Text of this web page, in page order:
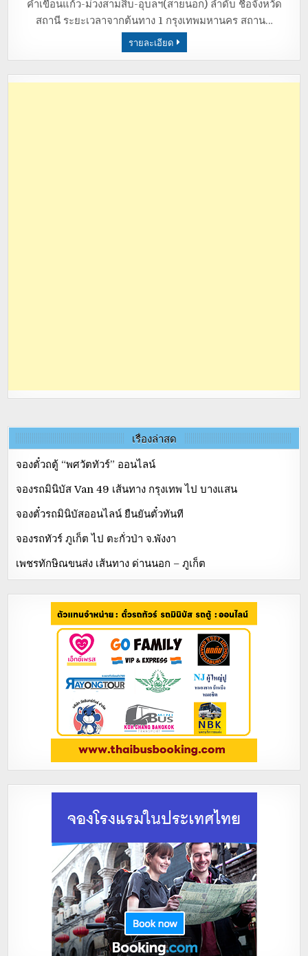
คำเขื่อนแก้ว-ม่วงสามสิบ-อุบลฯ(สายนอก) ลำดับ ชื่อจังหวัด
สถานี ระยะเวลาจากต้นทาง 1 กรุงเทพมหานคร สถาน…
รายละเอียด
เรื่องล่าสุด
จองตั๋วถตู้ “พศวัตทัวร์” ออนไลน์
จองรถมินิบัส Van 49 เส้นทาง กรุงเทพ ไป บางแสน
จองตั๋วรถมินิบัสออนไลน์ ยืนยันตั๋วทันที
จองรถทัวร์ ภูเก็ต ไป ตะกั่วป่า จ.พังงา
เพชรทักษิณขนส่ง เส้นทาง ด่านนอก – ภูเก็ต